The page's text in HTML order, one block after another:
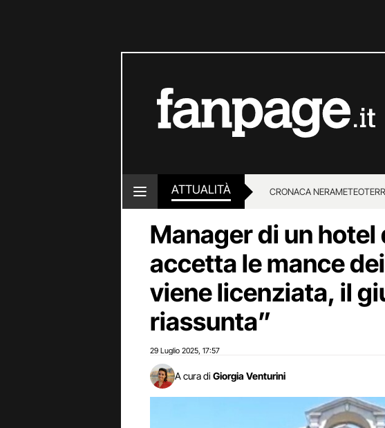
ATTUALITÀ CRONACA NERAMETEO
LOTTO E SUPERENALOTTO
Manager di un hotel
accetta le mance
viene licenziata, il
riassunta”
29 Luglio 2025 17:57
A cura di Giorgia Venturini